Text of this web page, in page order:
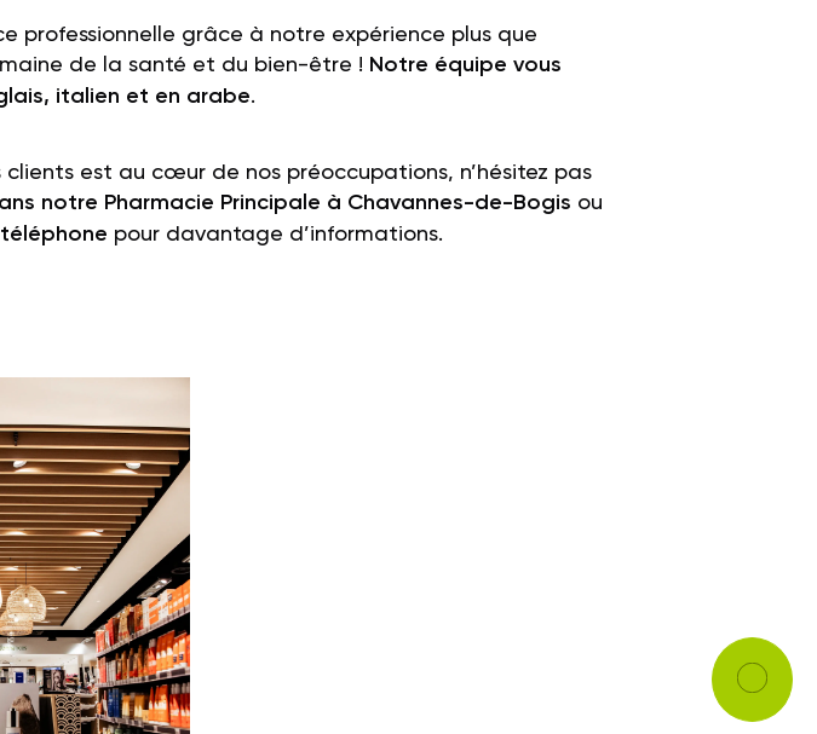
professionnelle grâce à notre expérience plus que
de la santé et du bien-être ! Notre équipe vous
italien et en arabe.
est au cœur de nos préoccupations, n’hésitez pas
notre Pharmacie Principale à Chavannes-de-Bogis ou
pour davantage d’informations.